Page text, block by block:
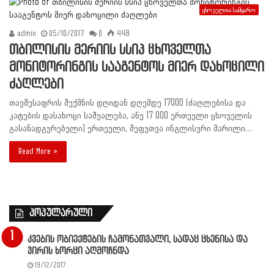
ცხოველთა სამყარო
admin 05/10/2017 0 448
თბილისის მერიის სსიპ ცხოველთა
მონიტორინგის სააგენტოს მიერ დახოცილი
ძაღლები
თავშესაფრის შექმნის დღიდან დღემდე 17000 (ძაღლებისა და
კატების დასახოცი საშუალება, ანუ 17 000 ერთეული ცხოველის
გასანადგურებელი) ერთეული, შეფუთვა ინგლისური მარილი…
Read More »
პოპულარული
კვების ობიექტების ჩამონათვალი, სადაც ცხენისა და
ვირის ხორცი აღმოჩნდა
19/12/2017